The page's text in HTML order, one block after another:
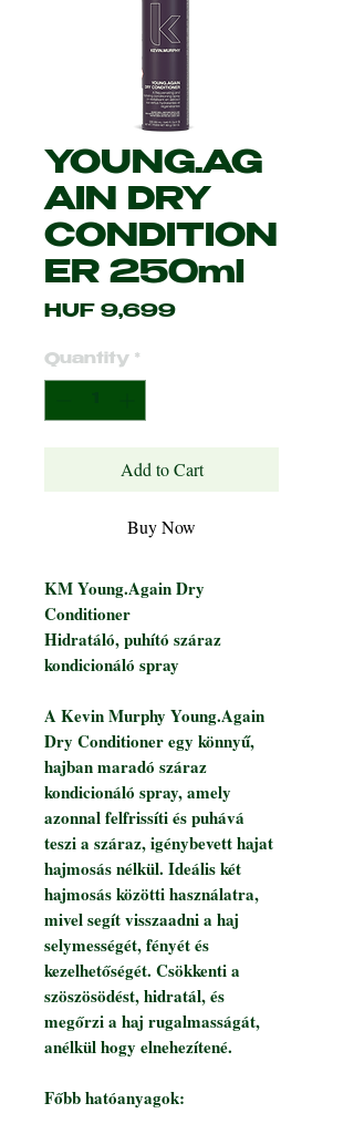
YOUNG.AG
AIN DRY
CONDITION
ER 250ml
HUF 9,699Price
Quantity *
Add to Cart
Buy Now
KM Young.Again Dry
Conditioner
Hidratáló, puhító száraz
kondicionáló spray
A Kevin Murphy Young.Again
Dry Conditioner egy könnyű,
hajban maradó száraz
kondicionáló spray, amely
azonnal felfrissíti és puhává
teszi a száraz, igénybevett hajat
hajmosás nélkül. Ideális két
hajmosás közötti használatra,
mivel segít visszaadni a haj
selymességét, fényét és
kezelhetőségét. Csökkenti a
szöszösödést, hidratál, és
megőrzi a haj rugalmasságát,
anélkül hogy elnehezítené.
Főbb hatóanyagok: